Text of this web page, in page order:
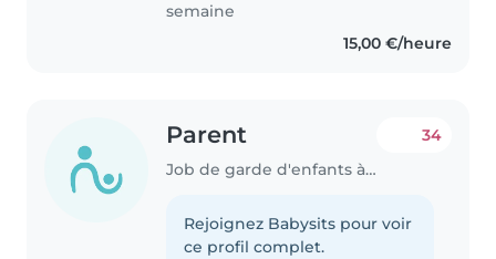
semaine
15,00 €/heure
Parent
Job de garde d'enfants à Dudelange
34
Rejoignez Babysits pour voir
ce profil complet.